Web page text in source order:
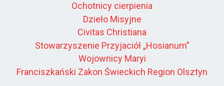
Ochotnicy cierpienia
Dzieło Misyjne
Civitas Christiana
Stowarzyszenie Przyjaciół „Hosianum”
Wojownicy Maryi
Franciszkański Zakon Świeckich Region Olsztyn